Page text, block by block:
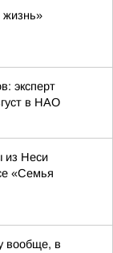
жизнь»
эксперт
в НАО
из Неси
«Семья
вообще, в